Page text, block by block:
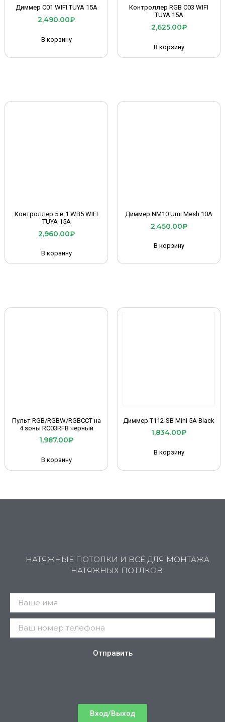
Диммер C01 WIFI TUYA 15A
2,490.00₽
В корзину
Контроллер RGB C03 WIFI
TUYA 15A
2,625.00₽
В корзину
Контроллер 5 в 1 WB5 WIFI
TUYA 15A
2,960.00₽
В корзину
Диммер NM10 Umi Mesh 10A
2,450.00₽
В корзину
Пульт RGB/RGBW/RGBCCT на
4 зоны RC03RFB черный
1,987.00₽
В корзину
Диммер T112-SB Mini 5A Black
1,834.00₽
В корзину
НАТЯЖНЫЕ ПОТОЛКИ И ВСЁ ДЛЯ МОНТАЖА
НАТЯЖНЫХ ПОТЛКОВ
Отправить
Вход/Выход